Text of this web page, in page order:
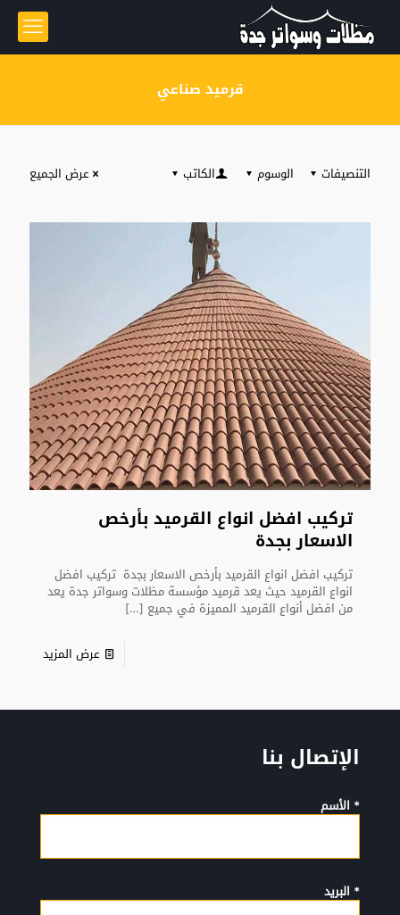
قرميد صناعي
التنصيفات الوسوم الكاتب عرض الجميع
تركيب افضل انواع القرميد بأرخص
الاسعار بجدة
تركيب افضل انواع القرميد بأرخص الاسعار بجدة تركيب افضل
انواع القرميد حيث يعد قرميد مؤسسة مظلات وسواتر جدة يعد
من افضل أنواع القرميد المميزة في جميع […]
عرض المزيد
الإتصال بنا
* الأسم
* البريد